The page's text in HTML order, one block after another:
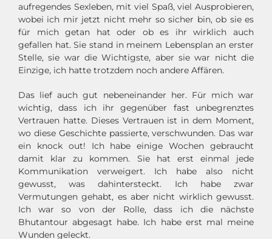
aufregendes Sexleben, mit viel Spaß, viel Ausprobieren,
wobei ich mir jetzt nicht mehr so sicher bin, ob sie es
für mich getan hat oder ob es ihr wirklich auch
gefallen hat. Sie stand in meinem Lebensplan an erster
Stelle, sie war die Wichtigste, aber sie war nicht die
Einzige, ich hatte trotzdem noch andere Affären.
Das lief auch gut nebeneinander her. Für mich war
wichtig, dass ich ihr gegenüber fast unbegrenztes
Vertrauen hatte. Dieses Vertrauen ist in dem Moment,
wo diese Geschichte passierte, verschwunden. Das war
ein knock out! Ich habe einige Wochen gebraucht
damit klar zu kommen. Sie hat erst einmal jede
Kommunikation verweigert. Ich habe also nicht
gewusst, was dahintersteckt. Ich habe zwar
Vermutungen gehabt, es aber nicht wirklich gewusst.
Ich war so von der Rolle, dass ich die nächste
Bhutantour abgesagt habe. Ich habe erst mal meine
Wunden geleckt.